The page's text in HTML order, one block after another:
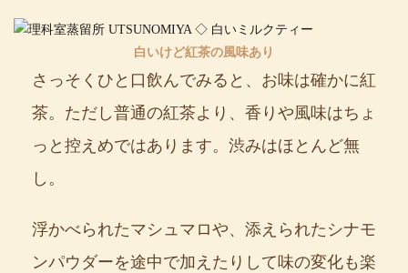
白いけど紅茶の風味あり
さっそくひと口飲んでみると、お味は確かに紅
茶。ただし普通の紅茶より、香りや風味はちょ
っと控えめではあります。渋みはほとんど無
し。
浮かべられたマシュマロや、添えられたシナモ
ンパウダーを途中で加えたりして味の変化も楽